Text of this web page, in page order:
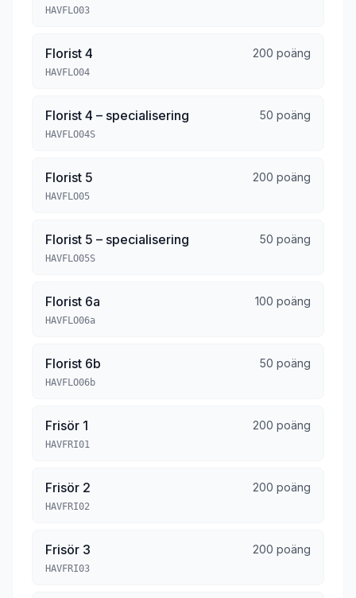
HAVFLO03
Florist 4 200 poäng
HAVFLO04
Florist 4 – specialisering 50 poäng
HAVFLO04S
Florist 5 200 poäng
HAVFLO05
Florist 5 – specialisering 50 poäng
HAVFLO05S
Florist 6a 100 poäng
HAVFLO06a
Florist 6b 50 poäng
HAVFLO06b
Frisör 1 200 poäng
HAVFRI01
Frisör 2 200 poäng
HAVFRI02
Frisör 3 200 poäng
HAVFRI03